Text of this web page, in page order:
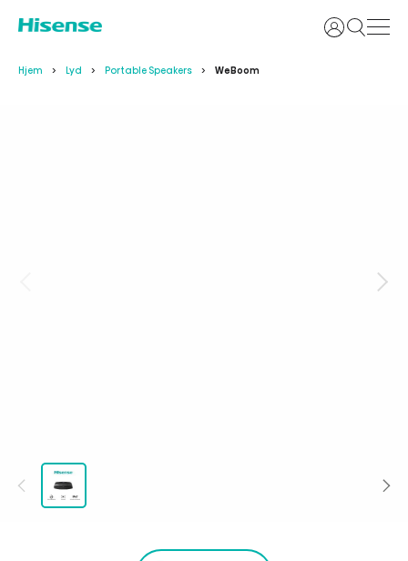
Login
Hjem Lyd Portable Speakers WeBoom